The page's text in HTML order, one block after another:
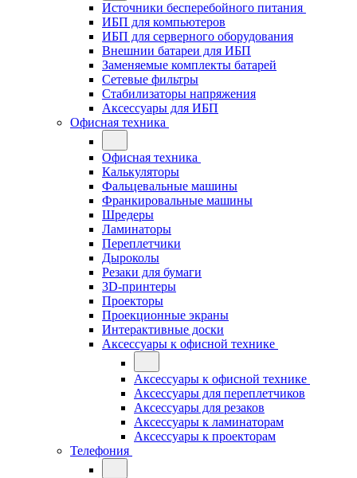
Источники бесперебойного питания
ИБП для компьютеров
ИБП для серверного оборудования
Внешнии батареи для ИБП
Заменяемые комплекты батарей
Сетевые фильтры
Стабилизаторы напряжения
Аксессуары для ИБП
Офисная техника
Офисная техника
Калькуляторы
Фальцевальные машины
Франкировальные машины
Шредеры
Ламинаторы
Переплетчики
Дыроколы
Резаки для бумаги
3D-принтеры
Проекторы
Проекционные экраны
Интерактивные доски
Аксессуары к офисной технике
Аксессуары к офисной технике
Аксессуары для переплетчиков
Аксессуары для резаков
Аксессуары к ламинаторам
Аксессуары к проекторам
Телефония